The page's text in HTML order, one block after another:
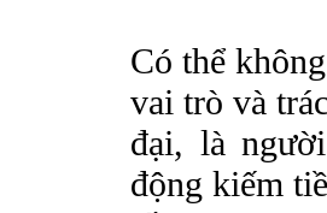
Có thể
vai trò và
đại, là
động kiếm